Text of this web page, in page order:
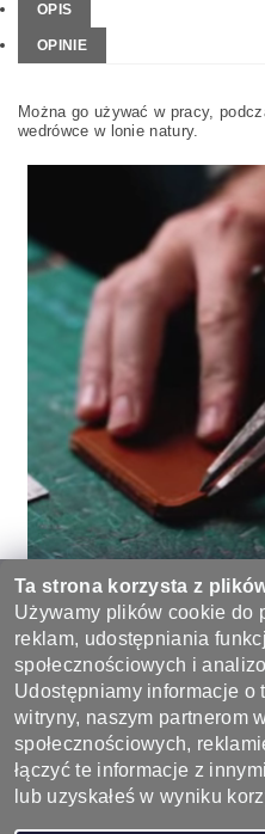
OPIS
OPINIE
Można go używać w pracy,
wedrówce w lonie natury.
Bądź pierwszą osobą, która
Dodaj komentarz
Ta strona korzysta z
Używamy plików cookie do
reklam, udostępniania
społecznościowych i
Udostępniamy informacje o
witryny, naszym partnerom
społecznościowych,
łączyć te informacje z
lub uzyskałeś w wyniku